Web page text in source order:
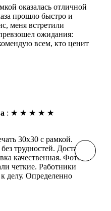
оказалась отличной
прошло быстро и
меня встретили
ожидания:
всем, кто ценит
: ★ ★ ★ ★ ★
30х30 с рамкой.
трудностей. Доставка
качественная. Фото
четкие. Работники
делу. Определенно